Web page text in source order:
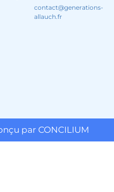
contact@generations-
allauch.fr
par CONCILIUM